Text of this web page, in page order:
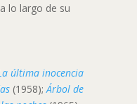
lo largo de su
última inocencia
(1958);Árbol de